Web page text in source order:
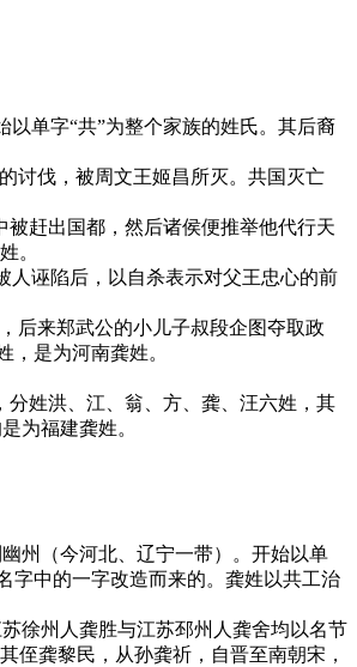
单字“共”为整个家族的姓氏。其后裔
讨伐，被周文王姬昌所灭。共国灭亡
赶出国都，然后诸侯便推举他代行天
。
人诬陷后，以自杀表示对父王忠心的前
后来郑武公的小儿子叔段企图夺取政
，是为河南龚姓。
姓洪、江、翁、方、龚、汪六姓，其
为福建龚姓。
州（今河北、辽宁一带）。开始以单
字中的一字改造而来的。龚姓以共工治
徐州人龚胜与江苏邳州人龚舍均以名节
侄龚黎民，从孙龚祈，自晋至南朝宋，